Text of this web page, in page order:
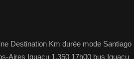
Destination Km durée mode Santiago
Aires Iguaçu 1.350 17h00 bus Iguaçu